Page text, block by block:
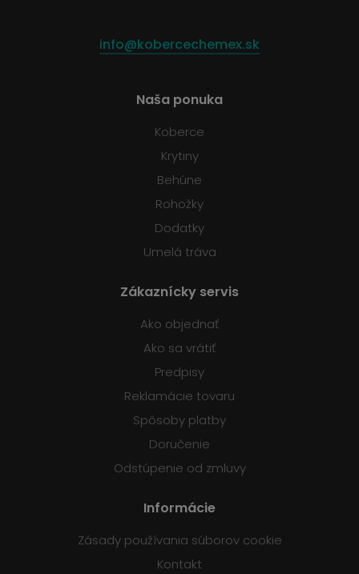
info@kobercechemex.sk
Naša ponuka
Koberce
Krytiny
Behúne
Rohožky
Dodatky
Umelá tráva
Zákaznícky servis
Ako objednať
Ako sa vrátiť
Predpisy
Reklamácie tovaru
Spôsoby platby
Doručenie
Odstúpenie od zmluvy
Informácie
Zásady používania súborov cookie
Kontakt